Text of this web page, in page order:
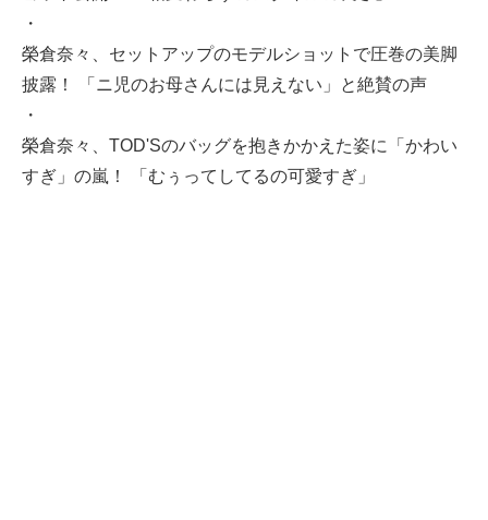
・
榮倉奈々、セットアップのモデルショットで圧巻の美脚
披露！ 「ニ児のお母さんには見えない」と絶賛の声
・
榮倉奈々、TOD'Sのバッグを抱きかかえた姿に「かわい
すぎ」の嵐！ 「むぅってしてるの可愛すぎ」